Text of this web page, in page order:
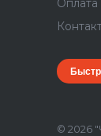
Оплата
© 2026